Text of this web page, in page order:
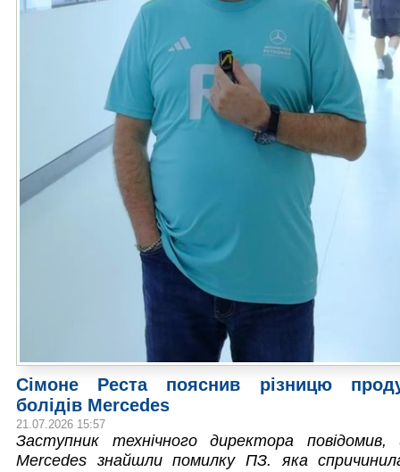
Сімоне Реста пояснив різницю
болідів Mercedes
21.07.2026 15:57
Заступник технічного директора повідомив,
Mercedes знайшли помилку ПЗ. яка